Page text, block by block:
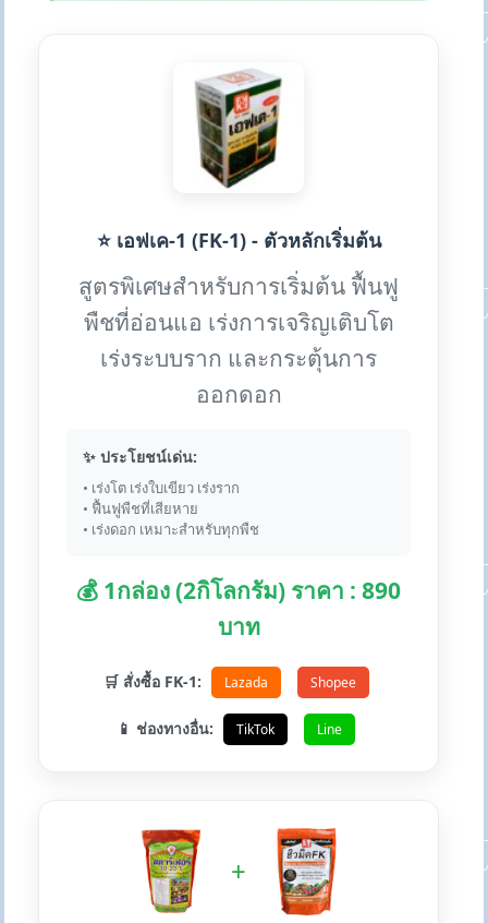
⭐ เอฟเค-1 (FK-1) - ตัวหลักเริ่มต้น
สูตรพิเศษสำหรับการเริ่มต้น ฟื้นฟู
พืชที่อ่อนแอ เร่งการเจริญเติบโต
เร่งระบบราก และกระตุ้นการ
ออกดอก
✨ ประโยชน์เด่น:
• เร่งโต เร่งใบเขียว เร่งราก
• ฟื้นฟูพืชที่เสียหาย
• เร่งดอก เหมาะสำหรับทุกพืช
💰 1กล่อง (2กิโลกรัม) ราคา : 890
บาท
🛒 สั่งซื้อ FK-1: Lazada Shopee
📱 ช่องทางอื่น: TikTok Line
+